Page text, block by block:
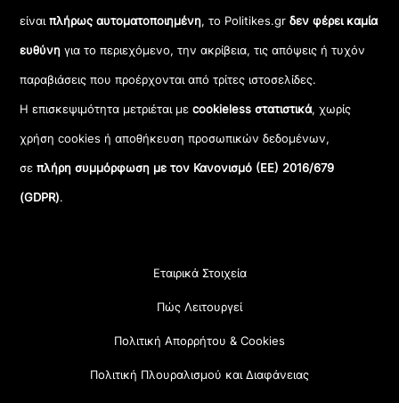
είναιπλήρως αυτοματοποιημένη, το Politikes.grδεν φέρει καμία
ευθύνη για το περιεχόμενο, την ακρίβεια, τις απόψεις ή τυχόν
παραβιάσεις που προέρχονται από τρίτες ιστοσελίδες.
Η επισκεψιμότητα μετριέται μεcookieless στατιστικά, χωρίς
χρήση cookies ή αποθήκευση προσωπικών δεδομένων,
σεπλήρη συμμόρφωση με τον Κανονισμό (ΕΕ) 2016/679
(GDPR).
Εταιρικά Στοιχεία
Πώς Λειτουργεί
Πολιτική Απορρήτου & Cookies
Πολιτική Πλουραλισμού και Διαφάνειας